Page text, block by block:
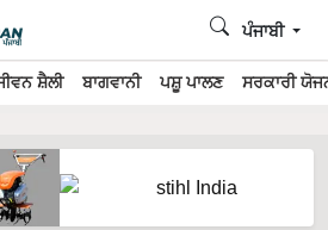
ਸ਼ੈਲੀ ਬਾਗਵਾਨੀ ਪਸ਼ੂ ਪਾਲਣ ਸਰਕਾਰੀ
ਪੰਜਾਬੀ